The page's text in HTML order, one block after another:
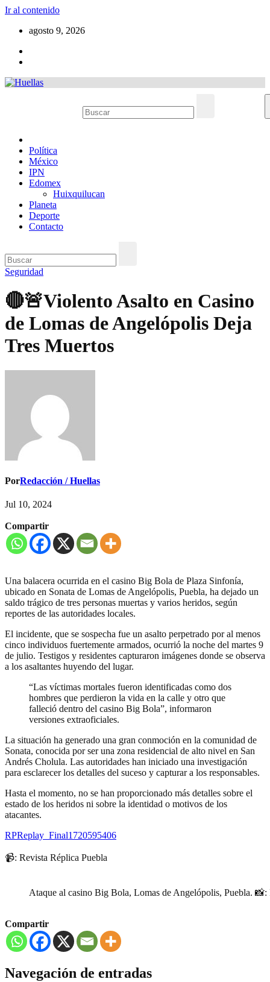
Ir al contenido
agosto 9, 2026
Política
México
IPN
Edomex
Huixquilucan
Planeta
Deporte
Contacto
Seguridad
🔴🚨Violento Asalto en Casino
de Lomas de Angelópolis Deja
Tres Muertos
PorRedacción / Huellas
Jul 10, 2024
Compartir
Una balacera ocurrida en el casino Big Bola de Plaza Sinfonía,
ubicado en Sonata de Lomas de Angelópolis, Puebla, ha dejado un
saldo trágico de tres personas muertas y varios heridos, según
reportes de las autoridades locales.
El incidente, que se sospecha fue un asalto perpetrado por al menos
cinco individuos fuertemente armados, ocurrió la noche del martes 9
de julio. Testigos y residentes capturaron imágenes donde se observa
a los asaltantes huyendo del lugar.
“Las víctimas mortales fueron identificadas como dos
hombres que perdieron la vida en la calle y otro que
falleció dentro del casino Big Bola”, informaron
versiones extraoficiales.
La situación ha generado una gran conmoción en la comunidad de
Sonata, conocida por ser una zona residencial de alto nivel en San
Andrés Cholula. Las autoridades han iniciado una investigación
para esclarecer los detalles del suceso y capturar a los responsables.
Hasta el momento, no se han proporcionado más detalles sobre el
estado de los heridos ni sobre la identidad o motivos de los
atacantes.
RPReplay_Final1720595406
📹: Revista Réplica Puebla
Ataque al casino Big Bola, Lomas de Angelópolis, Puebla.
Compartir
Navegación de entradas